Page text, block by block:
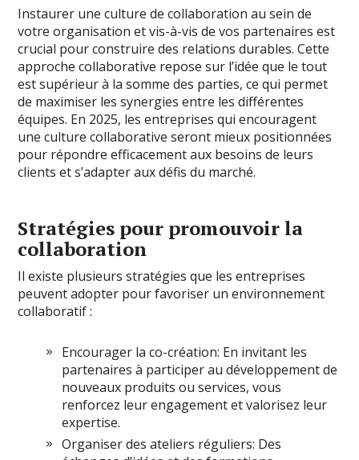
Instaurer une culture de collaboration au sein de
votre organisation et vis-à-vis de vos partenaires est
crucial pour construire des relations durables. Cette
approche collaborative repose sur l’idée que le tout
est supérieur à la somme des parties, ce qui permet
de maximiser les synergies entre les différentes
équipes. En 2025, les entreprises qui encouragent
une culture collaborative seront mieux positionnées
pour répondre efficacement aux besoins de leurs
clients et s’adapter aux défis du marché.
Stratégies pour promouvoir la
collaboration
Il existe plusieurs stratégies que les entreprises
peuvent adopter pour favoriser un environnement
collaboratif :
Encourager la co-création: En invitant les
partenaires à participer au développement de
nouveaux produits ou services, vous
renforcez leur engagement et valorisez leur
expertise.
Organiser des ateliers réguliers: Des